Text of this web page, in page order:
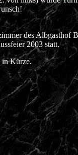
des Albgasthof
2003 statt.
in Kürze.